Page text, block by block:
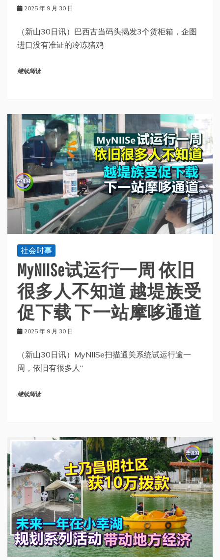
2025 年 9 月 30 日
（新山30日讯）巴西古当码头揭发3个货柜箱，企图
进口没有准证的冷冻猪鸡
继续阅读
社会时事
MyNIISe试运行一周 依旧
很多人不知道 越堤族受
促下载 下一站摩哆通道
2025 年 9 月 30 日
（新山30日讯）MyNIISe扫描通关系统试运行逾一
周，依旧有很多人“
继续阅读